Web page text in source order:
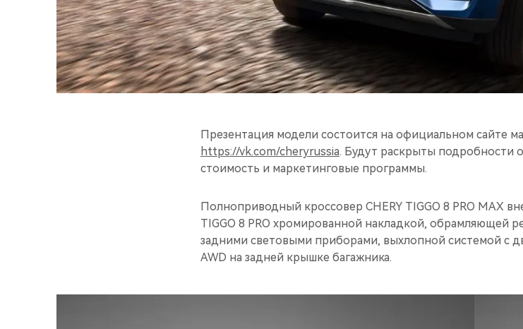
Презентация модели состоится на официальном сайте
https://vk.com/cheryrussia. Будут раскрыты подробности
стоимость и маркетинговые программы.
Полноприводный кроссовер CHERY TIGGO 8 PRO MAX
TIGGO 8 PRO хромированной накладкой, обрамляющей
задними световыми приборами, выхлопной системой с
AWD на задней крышке багажника.